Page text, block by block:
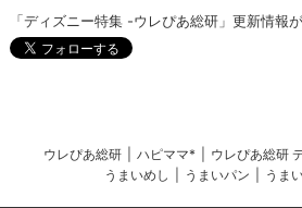
「ディズニー特集 -ウレぴあ総研」更新情報
ウレぴあ総研 ハピママ* ウレぴあ総研
うまいめし
うまいパン うま